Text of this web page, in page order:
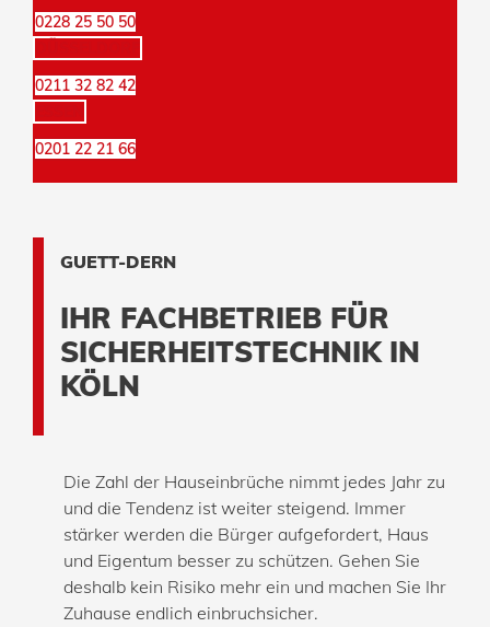
0228 25 50 50
0211 32 82 42
0201 22 21 66
GUETT-DERN
IHR FACHBETRIEB FÜR
SICHERHEITSTECHNIK IN
KÖLN
Die Zahl der Hauseinbrüche nimmt jedes Jahr zu
und die Tendenz ist weiter steigend. Immer
stärker werden die Bürger aufgefordert, Haus
und Eigentum besser zu schützen. Gehen Sie
deshalb kein Risiko mehr ein und machen Sie Ihr
Zuhause endlich einbruchsicher.